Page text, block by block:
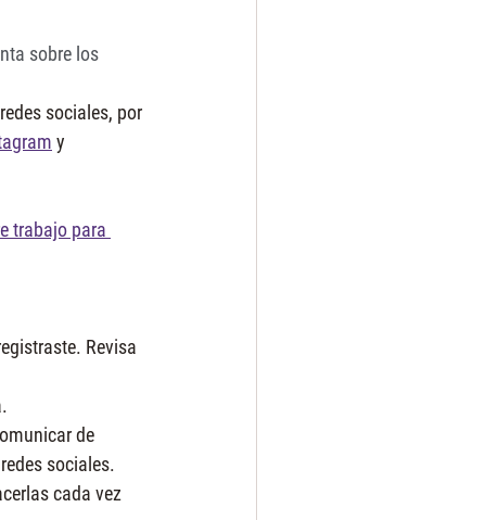
sobre los
sociales, por
y
trabajo para
Revisa
de
sociales.
cada vez